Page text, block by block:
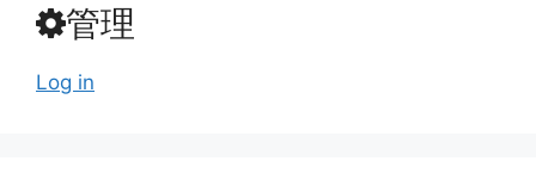
管理
Log in